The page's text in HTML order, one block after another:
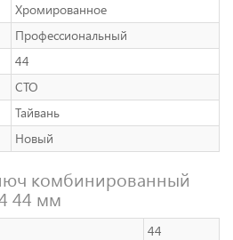
Хромированное
Профессиональный
44
СТО
Тайвань
Новый
комбинированный
44 мм
44